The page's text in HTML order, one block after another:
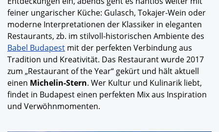
feiner ungarischer Küche: Gulasch, Tokajer-Wein oder
moderne Interpretationen der Klassiker in eleganten
Restaurants, zb. im stilvoll-historischen Ambiente des
Babel Budapest mit der perfekten Verbindung aus
Tradition und Kreativität. Das Restaurant wurde 2017
zum „Restaurant of the Year“ gekürt und hält aktuell
einen Michelin-Stern. Wer Kultur und Kulinarik liebt,
findet in Budapest einen perfekten Mix aus Inspiration
und Verwöhnmomenten.